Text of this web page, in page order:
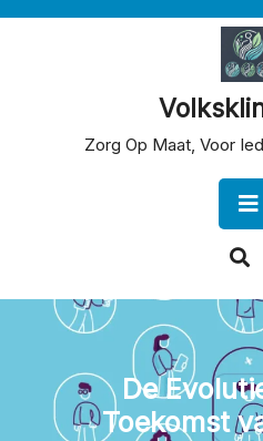
Zorg Op Maat, Voor
De
Toekomst